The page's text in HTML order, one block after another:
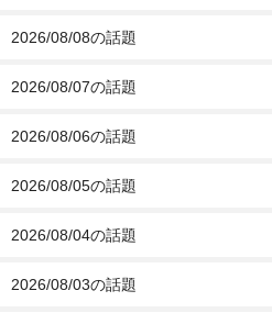
2026/08/08の話題
2026/08/07の話題
2026/08/06の話題
2026/08/05の話題
2026/08/04の話題
2026/08/03の話題